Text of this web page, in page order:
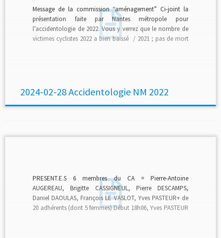
Message de la commission “aménagement” Ci-joint la
présentation faite par Nantes métropole pour
l’accidentologie de 2022. Vous y verrez que le nombre de
victimes cyclistes 2022 a bien baissé / 2021 ; pas de mort
2024-02-28 Accidentologie NM 2022
PRESENT.E.S 6 membres du CA = Pierre-Antoine
AUGEREAU, Brigitte CASSIGNEUL, Pierre DESCAMPS,
Daniel DAOULAS, François LE VASLOT, Yves PASTEUR+ de
20 adhérents (dont 5 femmes) Début 18h06, Yves PASTEUR